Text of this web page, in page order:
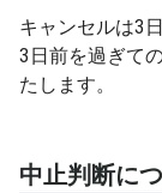
キャンセルは3
3日前を過ぎて
たします。
中止判断に